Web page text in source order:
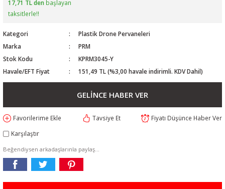
17,71 TL den başlayan
taksitlerle!!
Kategori
Plastik Drone Pervaneleri
Marka
PRM
Stok Kodu
KPRM3045-Y
Havale/EFT Fiyat
151,49 TL (%3,00 havale indirimli. KDV Dahil)
GELİNCE HABER VER
Tavsiye Et
Fiyatı Düşünce Haber Ver
Karşılaştır
Beğendiysen arkadaşlarınla paylaş...